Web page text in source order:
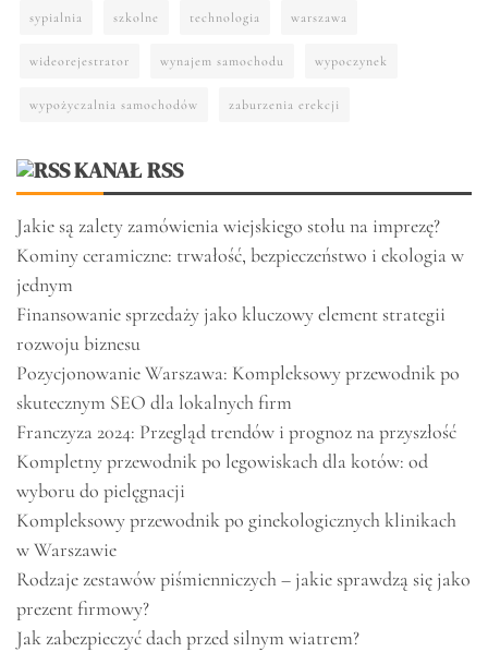
sypialnia szkolne technologia warszawa
wideorejestrator wynajem samochodu wypoczynek
wypożyczalnia samochodów zaburzenia erekcji
KANAŁ RSS
Jakie są zalety zamówienia wiejskiego stołu na imprezę?
Kominy ceramiczne: trwałość, bezpieczeństwo i ekologia w
jednym
Finansowanie sprzedaży jako kluczowy element strategii
rozwoju biznesu
Pozycjonowanie Warszawa: Kompleksowy przewodnik po
skutecznym SEO dla lokalnych firm
Franczyza 2024: Przegląd trendów i prognoz na przyszłość
Kompletny przewodnik po legowiskach dla kotów: od
wyboru do pielęgnacji
Kompleksowy przewodnik po ginekologicznych klinikach
w Warszawie
Rodzaje zestawów piśmienniczych – jakie sprawdzą się jako
prezent firmowy?
Jak zabezpieczyć dach przed silnym wiatrem?